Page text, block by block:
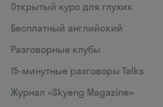
Открытый курс для глухих
Бесплатный английский
Разговорные клубы
15‑минутные разговоры Talks
Журнал «Skyeng Magazine»